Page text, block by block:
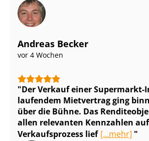
Andreas Becker
vor 4 Wochen
Der Verkauf einer
laufendem Mietvertrag ging
über die Bühne. Das
allen relevanten Kennzahlen
Verkaufsprozess lief [...mehr]